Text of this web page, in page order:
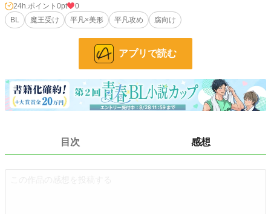
を、この世界では幸せにしてあげたいと願う。
一方のアストラウスもまた、和樹の優しさや平穏な暮らしに触れることで、次第
に心を許し始める――
平凡なゲーム好きの社会人カズキ×現実世界に召喚された魔王アストの"推し"か
BL 31,381 位 / 31,381 件
0 pt
24h.ポイント 0pt
0
BL
魔王受け 平凡×美形 平凡攻め 腐向け
アプリで読む
目次 感想